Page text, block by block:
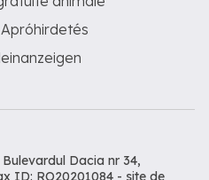
Dacia nr 34,
ID: RO20201084 - site de